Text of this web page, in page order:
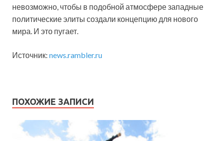
невозможно, чтобы в подобной атмосфере западные
политические элиты создали концепцию для нового
мира. И это пугает.
Источник: news.rambler.ru
ПОХОЖИЕ ЗАПИСИ